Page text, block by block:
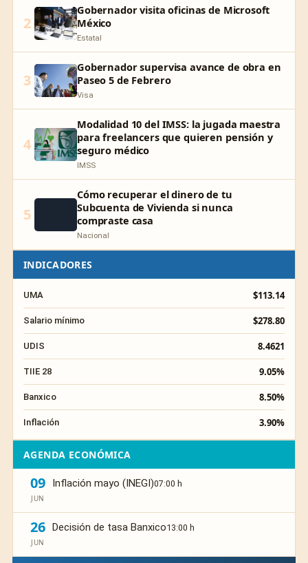
2
Gobernador visita oficinas de Microsoft
México
Estatal
3
Gobernador supervisa avance de obra en
Paseo 5 de Febrero
Visa
4
Modalidad 10 del IMSS: la jugada maestra
para freelancers que quieren pensión y
seguro médico
IMSS
5
Cómo recuperar el dinero de tu
Subcuenta de Vivienda si nunca
compraste casa
Nacional
INDICADORES
UMA $113.14
Salario mínimo $278.80
UDIS 8.4621
TIIE 28 9.05%
Banxico 8.50%
Inflación 3.90%
AGENDA ECONÓMICA
09
JUN
Inflación mayo (INEGI)07:00 h
26
JUN
Decisión de tasa Banxico13:00 h